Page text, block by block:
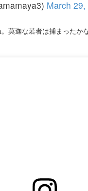
March 29,
莫迦な若者は捕まったか